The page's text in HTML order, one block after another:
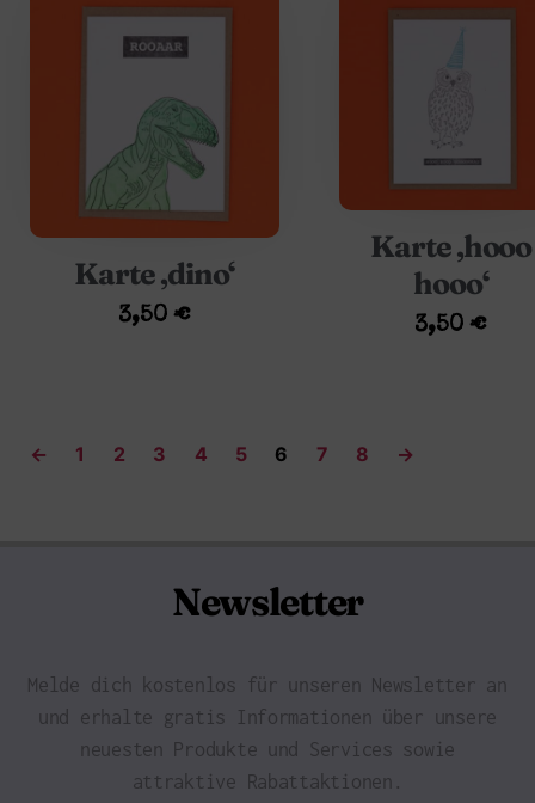
Karte ‚dino‘
3,50€
Karte ‚hooo
hooo‘
3,50€
← 1 2 3 4 5 6 7 8 →
Newsletter
Melde dich kostenlos für unseren Newsletter an
und erhalte gratis Informationen über unsere
neuesten Produkte und Services sowie
attraktive Rabattaktionen.